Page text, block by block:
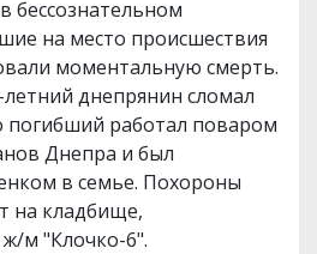
бессознательном
на место происшествия
моментальную смерть.
днепрянин сломал
погибший работал поваром
Днепра и был
в семье. Похороны
на кладбище,
м "Клочко-6".